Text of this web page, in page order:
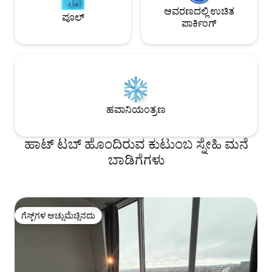
ಪೂಲ್
ಆವರಣದಲ್ಲಿ ಉಚಿತ
ಪಾರ್ಕಿಂಗ್
ಹವಾನಿಯಂತ್ರಣ
ಹಾಟ್ ಟಬ್ ಹೊಂದಿರುವ ಕುಟುಂಬ ಸ್ನೇಹಿ ಮನೆ
ಬಾಡಿಗೆಗಳು
ಗೆಸ್ಟ್‌ಗಳ ಅಚ್ಚುಮೆಚ್ಚಿನದು
ಗೆಸ್ಟ್‌ಗಳ ಅಚ್ಚುಮೆಚ್ಚಿನದು